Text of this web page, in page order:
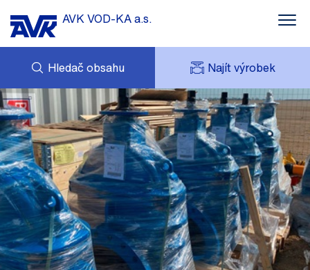
AVK VOD-KA a.s.
Hledač obsahu Najít výrobek
NOVINKY
KE STAŽENÍ
ZAJÍMAVÉ REFERENCE
KONTAKTY
POPTÁVKA
MOJE AVK
AVK HOLDING (GROUP)
ESHOP